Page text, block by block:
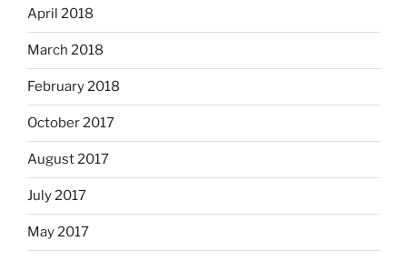
April 2018
March 2018
February 2018
October 2017
August 2017
July 2017
May 2017